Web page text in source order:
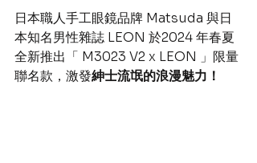
日本職人手工眼鏡品牌 Matsuda 與日
本知名男性雜誌 LEON 於2024 年春夏
全新推出「 M3023 V2 x LEON 」限量
聯名款，激發紳士流氓的浪漫魅力！